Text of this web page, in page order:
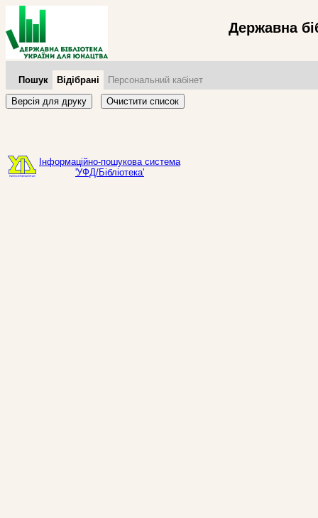
Державна
Пошук Відібрані
Персональний кабінет
Версія для друку
Очистити список
Інформаційно-пошукова система
'УФД/Бібліотека'